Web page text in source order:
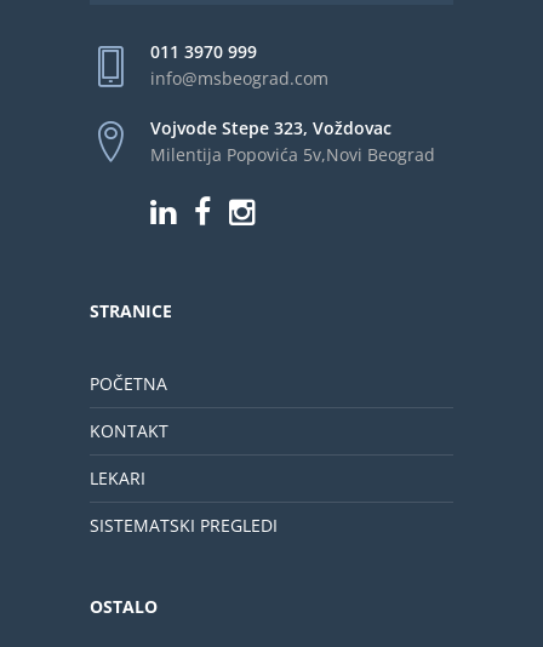
011 3970 999
info@msbeograd.com
Vojvode Stepe 323, Voždovac
Milentija Popovića 5v,Novi Beograd
STRANICE
POČETNA
KONTAKT
LEKARI
SISTEMATSKI PREGLEDI
OSTALO